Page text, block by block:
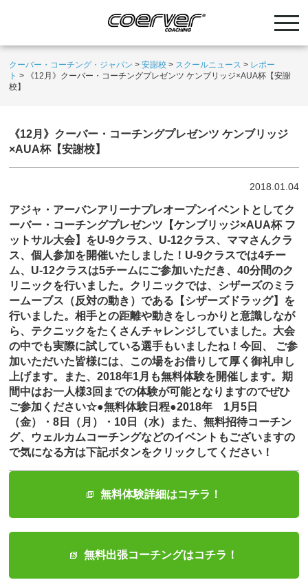
クーバー・コーチング・ジャパン >安謝校 > スクールニュース > レポー
ト >
《12月》クーバー・コーチングプレゼンツ ケンブリッジ×AUA杯【安謝
校】
《12月》クーバー・コーチングプレゼンツ ケンブリッジ
×AUA杯【安謝校】
2018.01.04
アジャ・アーバンアリーナプレオープンイベントとしてク
ーバー・コーチングプレゼンツ【ケンブリッジ×AUA杯 フ
ットサル大会】をU-9クラス、U-12クラス、ママさんクラ
ス、個人参加を開催いたしました！U-9クラスでは4チー
ム、U-12クラスは5チームにご参加いただき、40分間のク
リニックを行いました。クリニックでは、シザーズのミラ
ームーブス（反対の動き）である【シザーズドラッグ】を
行いました。相手との距離や動きをしっかりと意識しなが
ら、テクニックをたくさんチャレンジしていました。大会
の中でも実際に試している選手もいましたね！今回、 ご参
加いただいた皆様には、この場をお借りして厚く御礼申し
上げます。また、2018年1月も無料体験を開催します。期
間中はお一人様3回までの体験が可能となりますのでぜひ
ご参加ください☆●無料体験日程●2018年 1月5日
（金）・8日（月）・10日（水）また、無料招待コーチン
グ、ウェルカムコーチングなどのイベントもございますの
で気になる方は下記ボタンをクリックしてください！
無料体験詳細はコチラ！
無料出張コーチングはコチラ！